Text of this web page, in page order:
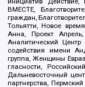
ВМЕСТЕ,
граждан,
Тольятти, Новое
Анна, Проект
Аналитический
содействия имени
группа, Женщины
гласности,
Дальневосточный
партнерства,